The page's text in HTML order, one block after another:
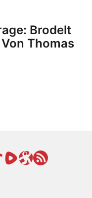
Brodelt
Thomas